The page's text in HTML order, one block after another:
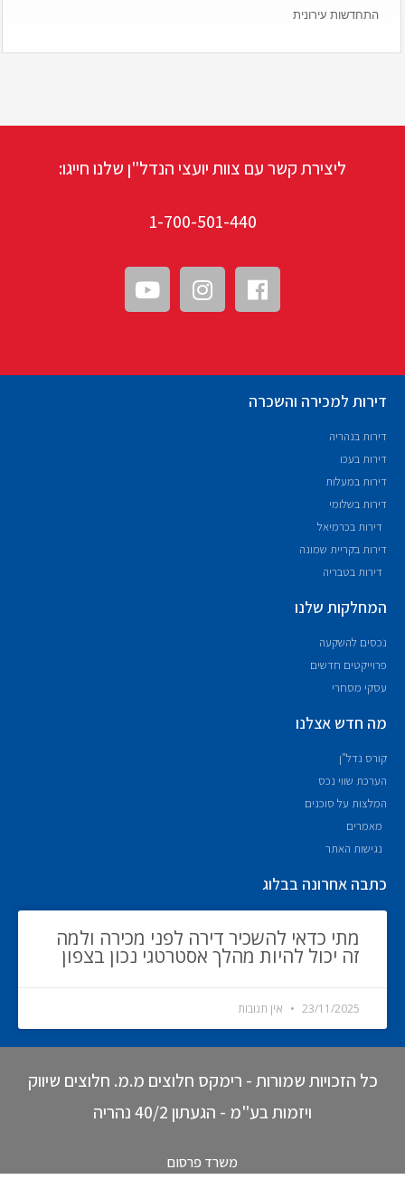
התחדשות עירונית
ליצירת קשר עם צוות יועצי הנדל"ן שלנו חייגו:
1-700-501-440
דירות למכירה והשכרה
דירות בנהריה
דירות בעכו
דירות במעלות
דירות בשלומי
דירות בכרמיאל
דירות בקריית שמונה
דירות בטבריה
המחלקות שלנו
נכסים להשקעה
פרוייקטים חדשים
עסקי מסחרי
מה חדש אצלנו
קורס נדל"ן
הערכת שווי נכס
המלצות על סוכנים
מאמרים
נגישות האתר
כתבה אחרונה בבלוג
מתי כדאי להשכיר דירה לפני מכירה ולמה
זה יכול להיות מהלך אסטרטגי נכון בצפון
23/11/2025 אין תגובות
כל הזכויות שמורות - רימקס חלוצים מ.מ. חלוצים שיווק
ויזמות בע"מ - הגעתון 40/2 נהריה
משרד פרסום